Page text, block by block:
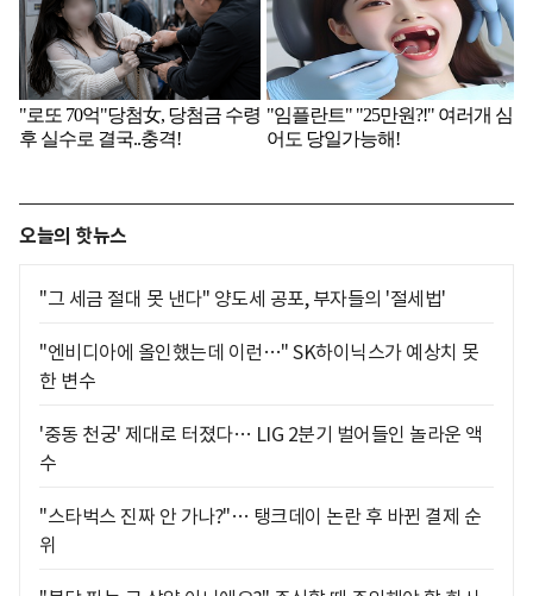
오늘의 핫뉴스
"그 세금 절대 못 낸다" 양도세 공포, 부자들의 '절세법'
"엔비디아에 올인했는데 이런…" SK하이닉스가 예상치 못
한 변수
'중동 천궁' 제대로 터졌다… LIG 2분기 벌어들인 놀라운 액
수
"스타벅스 진짜 안 가나?"… 탱크데이 논란 후 바뀐 결제 순
위